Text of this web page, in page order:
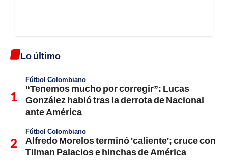
Lo último
Fútbol Colombiano
“Tenemos mucho por corregir”: Lucas
González habló tras la derrota de Nacional
ante América
Fútbol Colombiano
Alfredo Morelos terminó 'caliente'; cruce con
Tilman Palacios e hinchas de América